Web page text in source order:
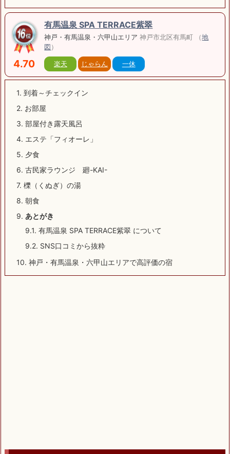
4.70
有馬温泉 SPA TERRACE紫翠
神戸・有馬温泉・六甲山エリア神戸市北区有馬町 （地
図）
楽天 じゃらん 一休
1. 到着～チェックイン
2. お部屋
3. 部屋付き露天風呂
4. エステ「フィオーレ」
5. 夕食
6. 古民家ラウンジ 廻-KAI-
7. 櫟（くぬぎ）の湯
8. 朝食
9. あとがき
9.1. 有馬温泉 SPA TERRACE紫翠 について
9.2. SNS口コミから抜粋
10. 神戸・有馬温泉・六甲山エリアで高評価の宿